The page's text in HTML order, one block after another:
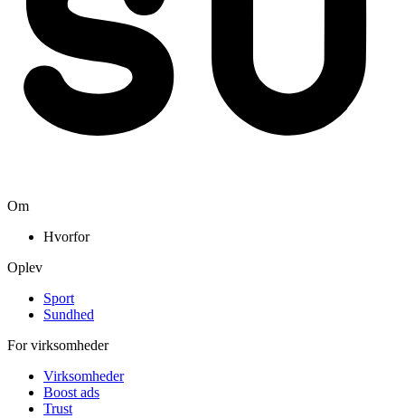
Om
Hvorfor
Oplev
Sport
Sundhed
For virksomheder
Virksomheder
Boost ads
Trust